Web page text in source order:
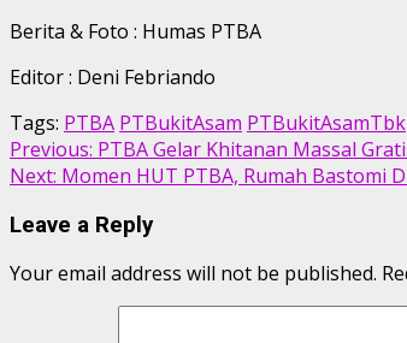
Berita & Foto : Humas PTBA
Editor : Deni Febriando
Tags: PTBA PTBukitAsam PTBukitAsamTbk
Continue
Reading
Previous: PTBA Gelar Khitanan Massal
Next: Momen HUT PTBA, Rumah Bastomi
Leave a Reply
Your email address will not be published.